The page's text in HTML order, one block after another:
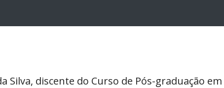
Silva, discente do Curso de Pós-graduação em